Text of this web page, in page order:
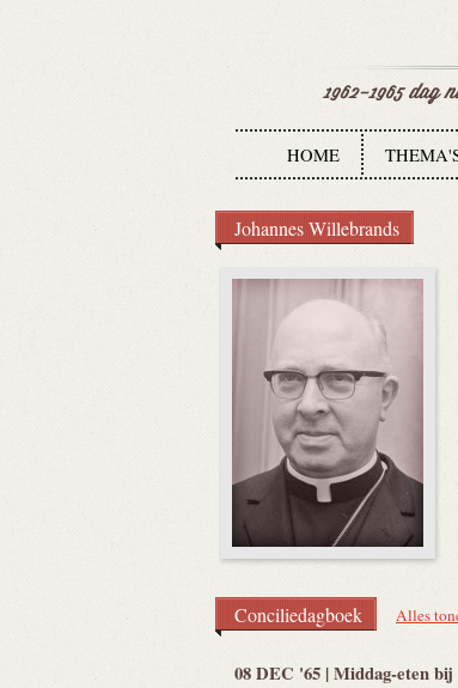
HOME
Johannes Willebrands
Conciliedagboek Alles
08 DEC '65 | Middag-eten bij